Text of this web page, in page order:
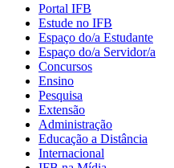
Portal IFB
Estude no IFB
Espaço do/a Estudante
Espaço do/a Servidor/a
Concursos
Ensino
Pesquisa
Extensão
Administração
Educação a Distância
Internacional